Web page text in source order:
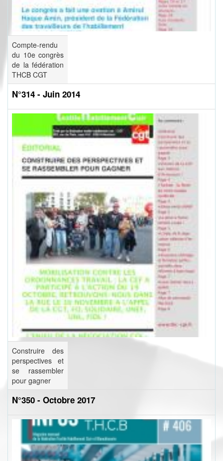
Compte-rendu
du 10e congrès
de la fédération
THCB CGT
N°314 - Juin 2014
Construire des
perspectives et
se rassembler
pour gagner
N°350 - Octobre 2017